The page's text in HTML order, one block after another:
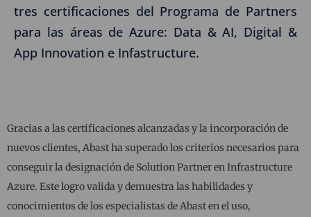
tres certificaciones del Programa de Partners
para las áreas de Azure: Data & AI, Digital &
App Innovation e Infastructure.
Gracias a las certificaciones alcanzadas y la incorporación de
nuevos clientes, Abast ha superado los criterios necesarios para
conseguir la designación de Solution Partner en Infrastructure
Azure. Este logro valida y demuestra las habilidades y
conocimientos de los especialistas de Abast en el uso,